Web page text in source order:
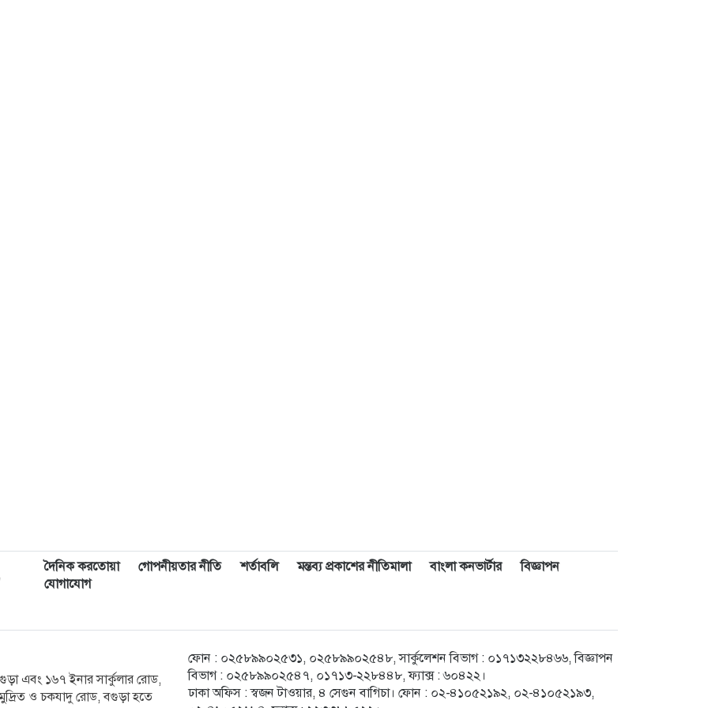
দৈনিক করতোয়া গোপনীয়তার নীতি শর্তাবলি মন্তব্য প্রকাশের নীতিমালা বাংলা কনভার্টার
বিজ্ঞাপন
যোগাযোগ
এবং ১৬৭ ইনার সার্কুলার রোড,
ও চকযাদু রোড, বগুড়া হতে
ফোন : ০২৫৮৯৯০২৫৩১, ০২৫৮৯৯০২৫৪৮, সার্কুলেশন বিভাগ : ০১৭১৩২২৮৪৬৬, বিজ্ঞাপন
বিভাগ : ০২৫৮৯৯০২৫৪৭, ০১৭১৩-২২৮৪৪৮, ফ্যাক্স : ৬০৪২২।
ঢাকা অফিস : স্বজন টাওয়ার, ৪ সেগুন বাগিচা। ফোন : ০২-৪১০৫২১৯২, ০২-৪১০৫২১৯৩,